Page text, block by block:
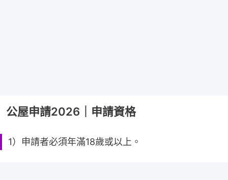
公屋申請2026｜申請資格
1）申請者必須年滿18歲或以上。